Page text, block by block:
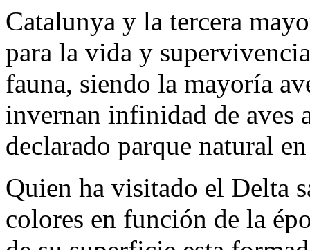
Catalunya y la tercera
para la vida y
fauna, siendo la mayoría
invernan infinidad de aves
declarado parque natural
Quien ha visitado el Delta
colores en función de la